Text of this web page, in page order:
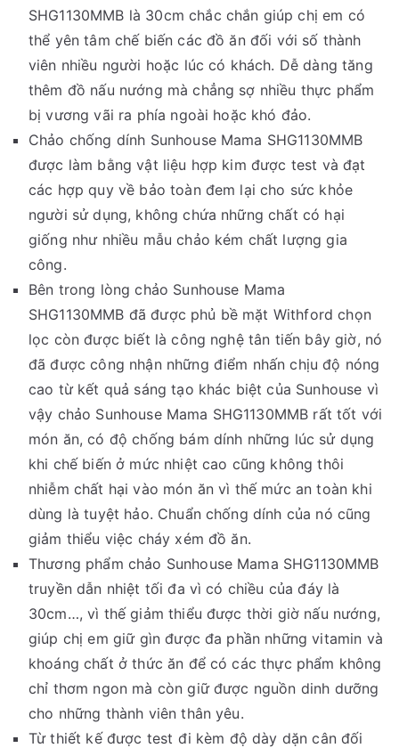
SHG1130MMB là 30cm chắc chắn giúp chị em có
thể yên tâm chế biến các đồ ăn đối với số thành
viên nhiều người hoặc lúc có khách. Dễ dàng tăng
thêm đồ nấu nướng mà chẳng sợ nhiều thực phẩm
bị vương vãi ra phía ngoài hoặc khó đảo.
Chảo chống dính Sunhouse Mama SHG1130MMB
được làm bằng vật liệu hợp kim được test và đạt
các hợp quy về bảo toàn đem lại cho sức khỏe
người sử dụng, không chứa những chất có hại
giống như nhiều mẫu chảo kém chất lượng gia
công.
Bên trong lòng chảo Sunhouse Mama
SHG1130MMB đã được phủ bề mặt Withford chọn
lọc còn được biết là công nghệ tân tiến bây giờ, nó
đã được công nhận những điểm nhấn chịu độ nóng
cao từ kết quả sáng tạo khác biệt của Sunhouse vì
vậy chảo Sunhouse Mama SHG1130MMB rất tốt với
món ăn, có độ chống bám dính những lúc sử dụng
khi chế biến ở mức nhiệt cao cũng không thôi
nhiễm chất hại vào món ăn vì thế mức an toàn khi
dùng là tuyệt hảo. Chuẩn chống dính của nó cũng
giảm thiểu việc cháy xém đồ ăn.
Thương phẩm chảo Sunhouse Mama SHG1130MMB
truyền dẫn nhiệt tối đa vì có chiều của đáy là
30cm…, vì thế giảm thiểu được thời giờ nấu nướng,
giúp chị em giữ gìn được đa phần những vitamin và
khoáng chất ở thức ăn để có các thực phẩm không
chỉ thơm ngon mà còn giữ được nguồn dinh dưỡng
cho những thành viên thân yêu.
Từ thiết kế được test đi kèm độ dày dặn cân đối